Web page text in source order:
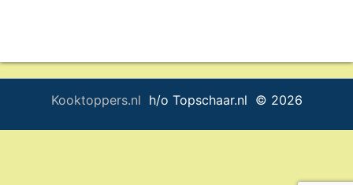
Kooktoppers.nl h/o Topschaar.nl © 2026